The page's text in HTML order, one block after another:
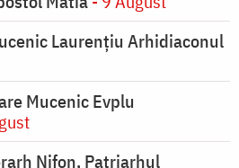
Laurențiu Arhidiaconul
Mucenic Evplu
Nifon, Patriarhul